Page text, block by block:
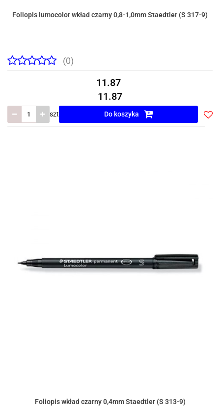
Foliopis lumocolor wkład czarny 0,8-1,0mm Staedtler (S 317-9)
(0)
11.87
11.87
szt Do koszyka
Foliopis wkład czarny 0,4mm Staedtler (S 313-9)